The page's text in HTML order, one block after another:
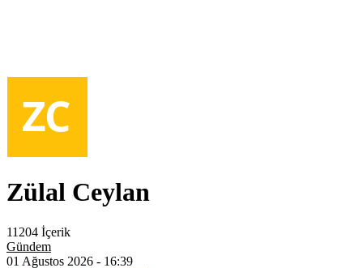
Zülal Ceylan
11204 İçerik
Gündem
01 Ağustos 2026 - 16:39